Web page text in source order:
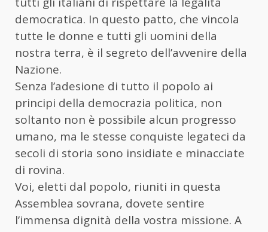
democratica. In questo patto, che vincola
tutte le donne e tutti gli uomini della
nostra terra, è il segreto dell’avvenire della
Nazione.
Senza l’adesione di tutto il popolo ai
principi della democrazia politica, non
soltanto non è possibile alcun progresso
umano, ma le stesse conquiste legateci da
secoli di storia sono insidiate e minacciate
di rovina.
Voi, eletti dal popolo, riuniti in questa
Assemblea sovrana, dovete sentire
l’immensa dignità della vostra missione. A